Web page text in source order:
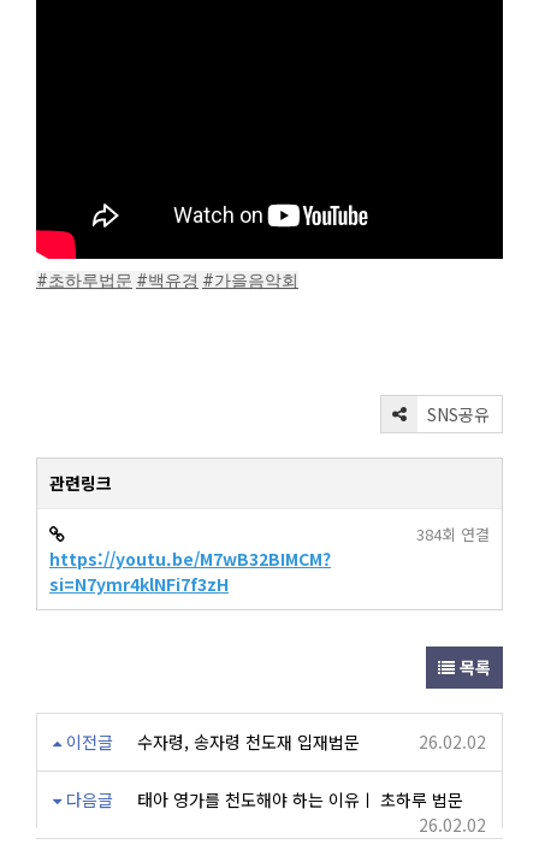
#초하루법문 #백유경 #가을음악회
SNS공유
관련링크
https://youtu.be/M7wB32BIMCM?
si=N7ymr4klNFi7f3zH
384회 연결
목록
이전글 수자령, 송자령 천도재 입재법문 26.02.02
다음글
태아 영가를 천도해야 하는 이유ㅣ 초하루 법문
26.02.02